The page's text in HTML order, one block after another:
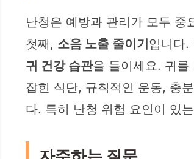
난청은 예방과 관리가 모두 중
첫째, 소음 노출 줄이기입니다.
귀 건강 습관을 들이세요. 귀를
잡힌 식단, 규칙적인 운동, 충
다. 특히 난청 위험 요인이 있